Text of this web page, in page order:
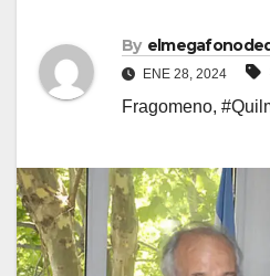
By
ENE 28, 2024
Fragomeno,